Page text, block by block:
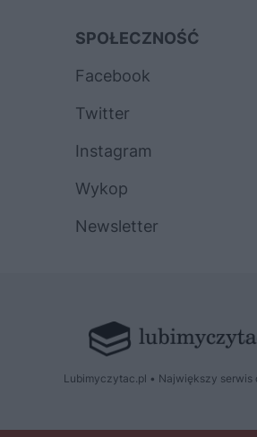
SPOŁECZNOŚĆ
Facebook
Twitter
Instagram
Wykop
Newsletter
Lubimyczytac.pl • Największy serwis